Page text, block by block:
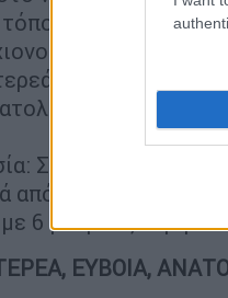
ισχυρές.
θα
Στο Ιόνιο θα
από 10 έως 19 με
6 βαθμούς
ΕΥΒΟΙΑ,